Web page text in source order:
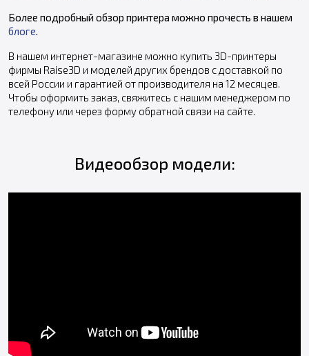
Более подробный обзор принтера можно прочесть в нашем
блоге.
В нашем интернет-магазине можно купить 3D-принтеры
фирмы Raise3D и моделей других брендов с доставкой по
всей России и гарантией от производителя на 12 месяцев.
Чтобы оформить заказ, свяжитесь с нашим менеджером по
телефону или через форму обратной связи на сайте.
Видеообзор модели: